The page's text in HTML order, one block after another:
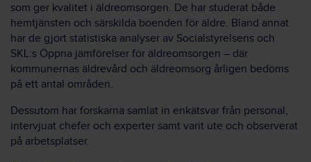
som ger kvalitet i äldreomsorgen. De har studerat både
hemtjänsten och särskilda boenden för äldre. Bland annat
har de gjort statistiska analyser av Socialstyrelsens och
SKL:s Öppna jämförelser för äldreomsorgen – där
kommunernas äldrevård och äldreomsorg årligen bedöms
på ett antal områden.
Dessutom har forskarna samlat in enkätsvar från personal,
intervjuat chefer och experter samt varit ute och observerat
på arbetsplatser.